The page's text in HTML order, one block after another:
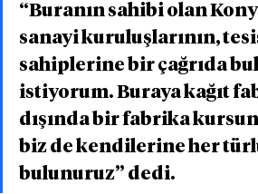
“Buranın sahibi olan
sanayi kuruluşlarının,
sahiplerine bir çağrıda
istiyorum. Buraya kağıt
dışında bir fabrika
biz de kendilerine her
bulunuruz” dedi.